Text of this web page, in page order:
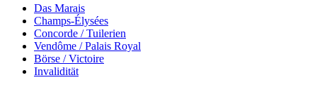
Das Marais
Champs-Élysées
Concorde / Tuilerien
Vendôme / Palais Royal
Börse / Victoire
Invalidität